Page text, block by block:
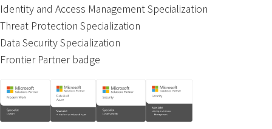
Identity and Access Management Specialization
Threat Protection Specialization
Data Security Specialization
Frontier Partner badge